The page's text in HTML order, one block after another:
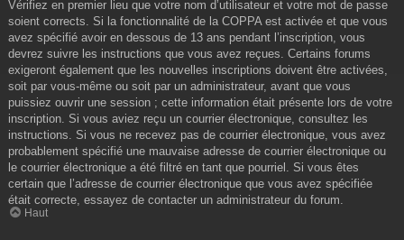
Vérifiez en premier lieu que votre nom d’utilisateur et votre mot de passe
soient corrects. Si la fonctionnalité de la COPPA est activée et que vous
avez spécifié avoir en dessous de 13 ans pendant l’inscription, vous
devrez suivre les instructions que vous avez reçues. Certains forums
exigeront également que les nouvelles inscriptions doivent être activées,
soit par vous-même ou soit par un administrateur, avant que vous
puissiez ouvrir une session ; cette information était présente lors de votre
inscription. Si vous aviez reçu un courrier électronique, consultez les
instructions. Si vous ne recevez pas de courrier électronique, vous avez
probablement spécifié une mauvaise adresse de courrier électronique ou
le courrier électronique a été filtré en tant que pourriel. Si vous êtes
certain que l’adresse de courrier électronique que vous avez spécifiée
était correcte, essayez de contacter un administrateur du forum.
Haut